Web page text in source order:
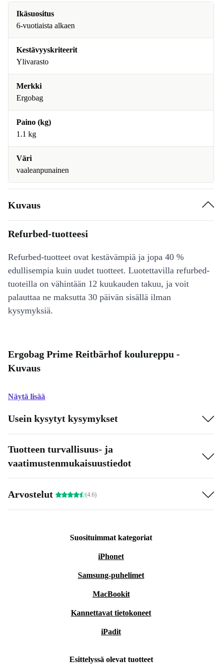
Ikäsuositus
6-vuotiaista alkaen
Kestävyyskriteerit
Ylivarasto
Merkki
Ergobag
Paino (kg)
1.1 kg
Väri
vaaleanpunainen
Kuvaus
Refurbed-tuotteesi
Refurbed-tuotteet ovat kestävämpiä ja jopa 40 %
edullisempia kuin uudet tuotteet. Luotettavilla refurbed-
tuoteilla on vähintään 12 kuukauden takuu, ja voit
palauttaa ne maksutta 30 päivän sisällä ilman
kysymyksiä.
Ergobag Prime Reitbärhof koulureppu -
Kuvaus
Näytä lisää
Usein kysytyt kysymykset
Tuotteen turvallisuus- ja
vaatimustenmukaisuustiedot
Arvostelut (4.6)
Suosituimmat kategoriat
iPhonet
Samsung-puhelimet
MacBookit
Kannettavat tietokoneet
iPadit
Esittelyssä olevat tuotteet